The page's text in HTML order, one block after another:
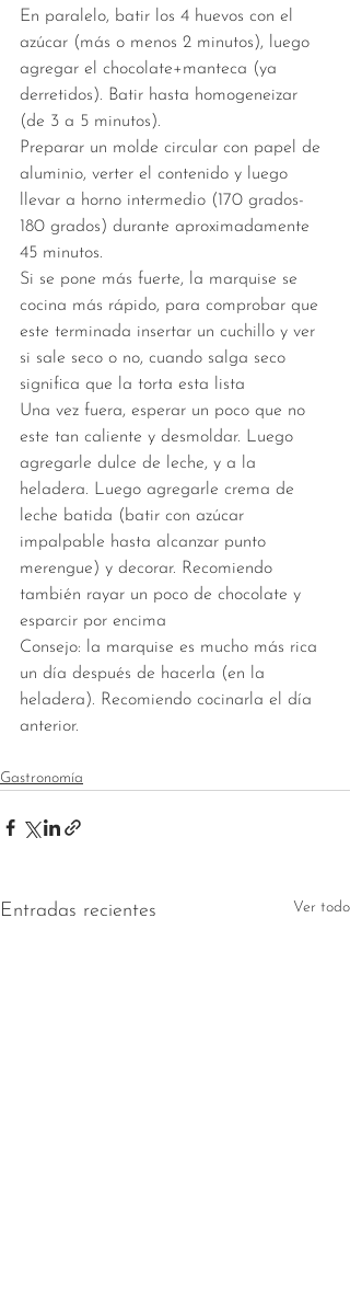
En paralelo, batir los 4 huevos con el
azúcar (más o menos 2 minutos), luego
agregar el chocolate+manteca (ya
derretidos). Batir hasta homogeneizar
(de 3 a 5 minutos).
Preparar un molde circular con papel de
aluminio, verter el contenido y luego
llevar a horno intermedio (170 grados-
180 grados) durante aproximadamente
45 minutos.
Si se pone más fuerte, la marquise se
cocina más rápido, para comprobar que
este terminada insertar un cuchillo y ver
si sale seco o no, cuando salga seco
significa que la torta esta lista
Una vez fuera, esperar un poco que no
este tan caliente y desmoldar. Luego
agregarle dulce de leche, y a la
heladera. Luego agregarle crema de
leche batida (batir con azúcar
impalpable hasta alcanzar punto
merengue) y decorar. Recomiendo
también rayar un poco de chocolate y
esparcir por encima
Consejo: la marquise es mucho más rica
un día después de hacerla (en la
heladera). Recomiendo cocinarla el día
anterior.
Gastronomía
Entradas recientes Ver todo